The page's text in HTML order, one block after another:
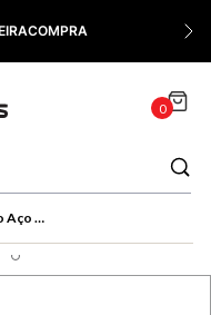
0
Relógio Masculino Aço Prata Calendário